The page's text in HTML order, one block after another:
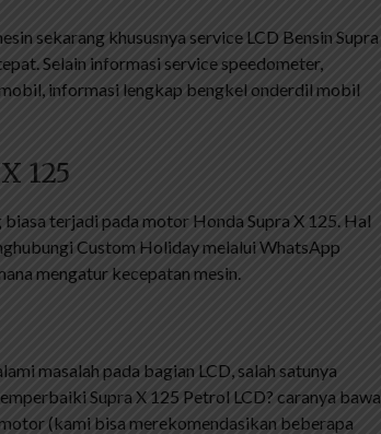
sekarang khususnya service LCD Bensin Supra
Selain informasi service speedometer,
informasi lengkap bengkel onderdil mobil
125
terjadi pada motor Honda Supra X 125. Hal
Custom Holiday melalui WhatsApp
mengatur kecepatan mesin.
masalah pada bagian LCD, salah satunya
Supra X 125 Petrol LCD? caranya bawa
(kami bisa merekomendasikan beberapa